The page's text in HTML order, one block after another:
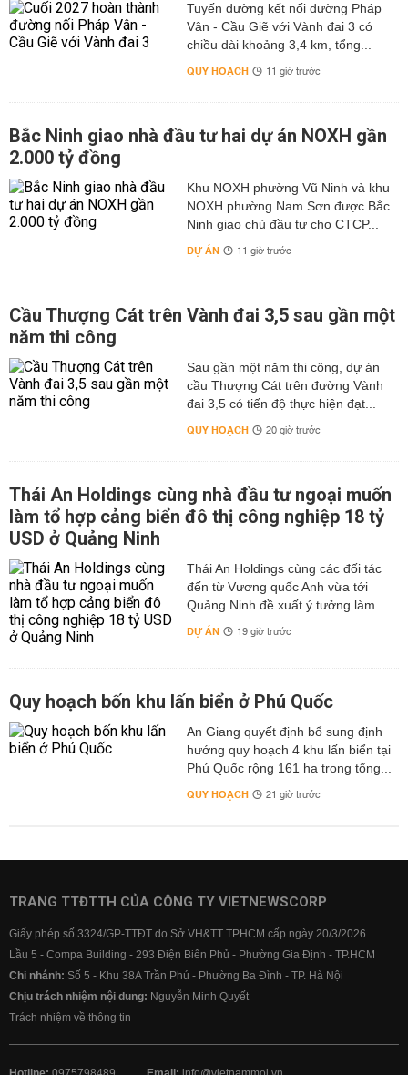
Tuyến đường kết nối đường Pháp
Vân - Cầu Giẽ với Vành đai 3 có
chiều dài khoảng 3,4 km, tổng...
QUY HOẠCH 11 giờ trước
Bắc Ninh giao nhà đầu tư hai dự án NOXH gần
2.000 tỷ đồng
Khu NOXH phường Vũ Ninh và khu
NOXH phường Nam Sơn được Bắc
Ninh giao chủ đầu tư cho CTCP...
DỰ ÁN 11 giờ trước
Cầu Thượng Cát trên Vành đai 3,5 sau gần một
năm thi công
Sau gần một năm thi công, dự án
cầu Thượng Cát trên đường Vành
đai 3,5 có tiến độ thực hiện đạt...
QUY HOẠCH 20 giờ trước
Thái An Holdings cùng nhà đầu tư ngoại muốn
làm tổ hợp cảng biển đô thị công nghiệp 18 tỷ
USD ở Quảng Ninh
Thái An Holdings cùng các đối tác
đến từ Vương quốc Anh vừa tới
Quảng Ninh đề xuất ý tưởng làm...
DỰ ÁN 19 giờ trước
Quy hoạch bốn khu lấn biển ở Phú Quốc
An Giang quyết định bổ sung định
hướng quy hoạch 4 khu lấn biển tại
Phú Quốc rộng 161 ha trong tổng...
QUY HOẠCH 21 giờ trước
TRANG TTĐTTH CỦA CÔNG TY VIETNEWSCORP
Giấy phép số 3324/GP-TTĐT do Sở VH&TT TPHCM cấp ngày 20/3/2026
Lầu 5 - Compa Building - 293 Điện Biên Phủ - Phường Gia Định - TP.HCM
Chi nhánh: Số 5 - Khu 38A Trần Phú - Phường Ba Đình - TP. Hà Nội
Chịu trách nhiệm nội dung: Nguyễn Minh Quyết
Trách nhiệm về thông tin